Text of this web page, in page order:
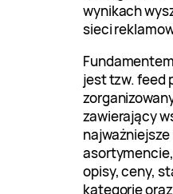
wynikach
sieci
jest tzw. feed
zawierający
opisy, ceny,
kategorie